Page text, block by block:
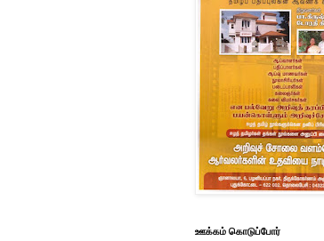
ஊக்கம் கொடுப்போர்